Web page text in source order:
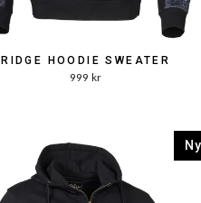
RIDGE HOODIE SWEATER
999 kr